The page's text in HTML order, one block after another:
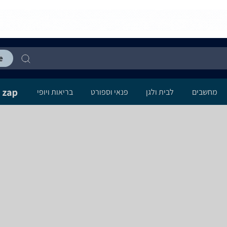
מחשבים לבית ולגן פנאי וספורט בריאות ויופי